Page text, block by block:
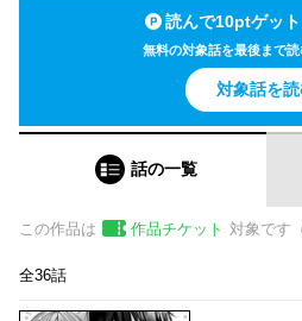
読んで10ptゲッ
無料の対象話を最後まで読
対象話を
話の一覧
この作品は 作品チケット 対象です
全36話